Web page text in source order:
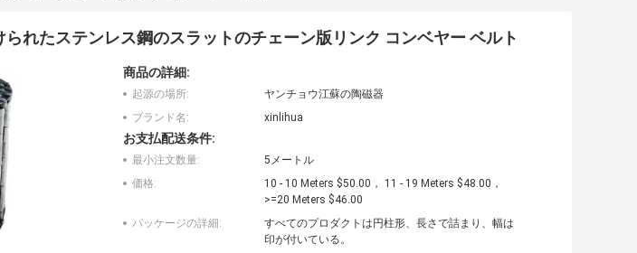
れたステンレス鋼のスラットのチェーン版リンク コンベヤー ベルト
商品の詳細:
起源の場所:
ヤンチョウ江蘇の陶磁器
ブランド名:
xinlihua
お支払配送条件:
最小注文数量:
5メートル
価格:
10 - 10 Meters $50.00， 11 - 19 Meters $48.00，
>=20 Meters $46.00
パッケージの詳細:
すべてのプロダクトは円柱形、長さで詰まり、幅は
印が付いている。